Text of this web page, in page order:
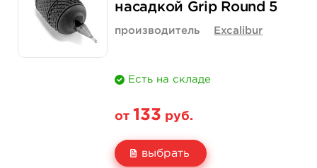
Количество купить купить
насадкой Grip Round 5
производитель Excalibur
Есть на складе
от 133 руб.
выбрать